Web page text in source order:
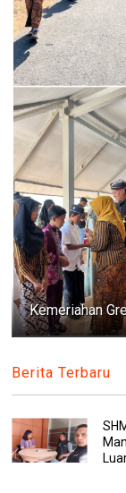
Kemeriahan
Berita Terbaru